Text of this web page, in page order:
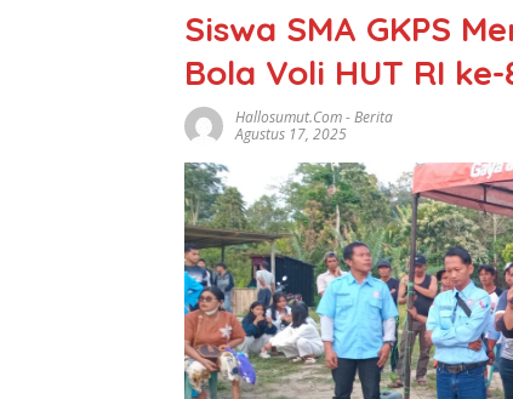
Siswa SMA GKPS
Bola Voli HUT RI ke-
Hallosumut.com-Berita
Agustus 17, 2025